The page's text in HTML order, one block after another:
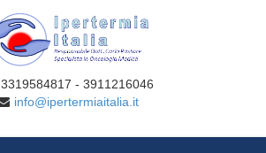
3319584817 - 3911216046
info@ipertermiaitalia.it